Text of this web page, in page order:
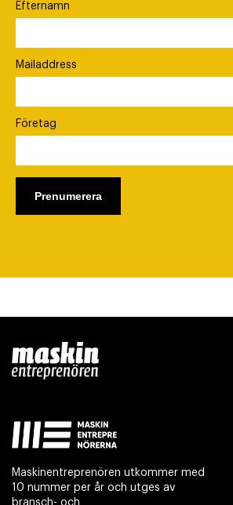
Efternamn
Mailaddress
Företag
Maskinentreprenören utkommer med
10 nummer per år och utges av